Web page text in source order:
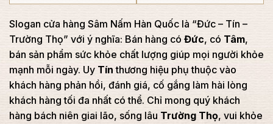
Slogan cửa hàng Sâm Nấm Hàn Quốc là “Đức – Tín –
Trường Thọ” với ý nghĩa: Bán hàng có Đức, có Tâm,
bán sản phẩm sức khỏe chất lượng giúp mọi người khỏe
mạnh mỗi ngày. Uy Tín thương hiệu phụ thuộc vào
khách hàng phản hồi, đánh giá, cố gắng làm hài lòng
khách hàng tối đa nhất có thể. Chỉ mong quý khách
hàng bách niên giai lão, sống lâu Trường Thọ, vui khỏe